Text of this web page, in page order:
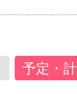
予定・